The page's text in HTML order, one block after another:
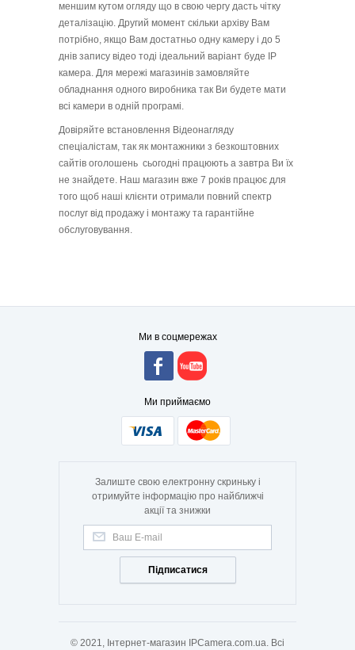
меншим кутом огляду що в свою чергу дасть чітку
деталізацію. Другий момент скільки архіву Вам
потрібно, якщо Вам достатньо одну камеру і до 5
днів запису відео тоді ідеальний варіант буде ІР
камера. Для мережі магазинів замовляйте
обладнання одного виробника так Ви будете мати
всі камери в одній програмі.
Довіряйте встановлення Відеонагляду
спеціалістам, так як монтажники з безкоштовних
сайтів оголошень сьогодні працюють а завтра Ви їх
не знайдете. Наш магазин вже 7 років працює для
того щоб наші клієнти отримали повний спектр
послуг від продажу і монтажу та гарантійне
обслуговування.
Ми в соцмережах
Ми приймаємо
Залиште свою електронну скриньку і
отримуйте інформацію про найближчі
акції та знижки
Підписатися
© 2021, Інтернет-магазин IPCamera.com.ua. Всі